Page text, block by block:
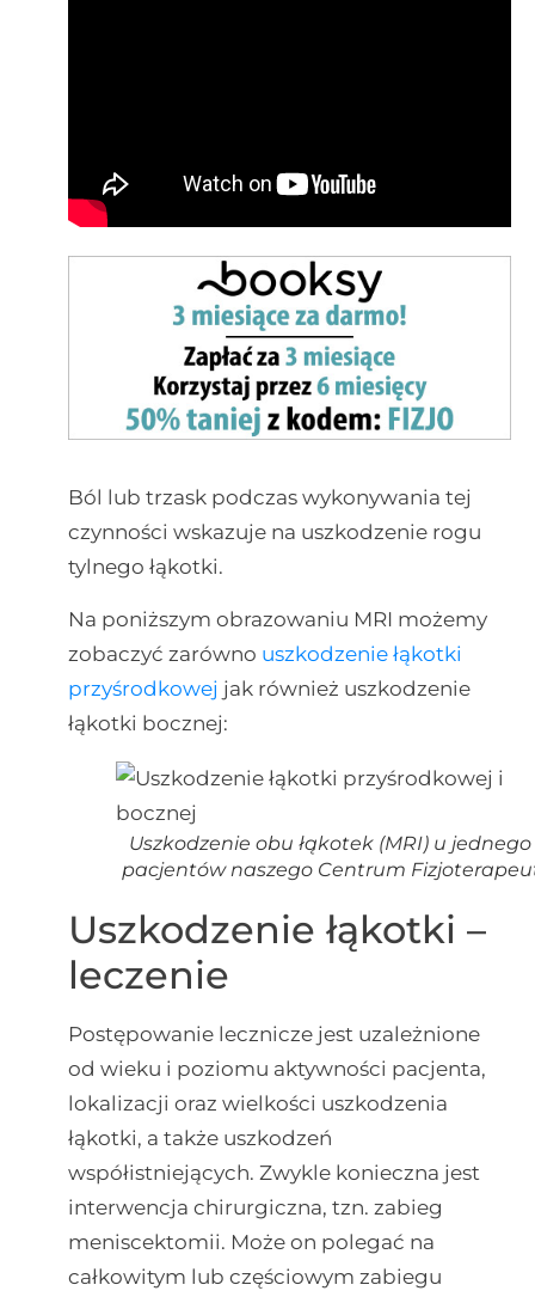
Ból lub trzask podczas wykonywania tej
czynności wskazuje na uszkodzenie rogu
tylnego łąkotki.
Na poniższym obrazowaniu MRI możemy
zobaczyć zarówno uszkodzenie łąkotki
przyśrodkowej jak również uszkodzenie
łąkotki bocznej:
Uszkodzenie obu łąkotek (MRI) u jednego
pacjentów naszego Centrum
Uszkodzenie łąkotki –
leczenie
Postępowanie lecznicze jest uzależnione
od wieku i poziomu aktywności pacjenta,
lokalizacji oraz wielkości uszkodzenia
łąkotki, a także uszkodzeń
współistniejących. Zwykle konieczna jest
interwencja chirurgiczna, tzn. zabieg
meniscektomii. Może on polegać na
całkowitym lub częściowym zabiegu